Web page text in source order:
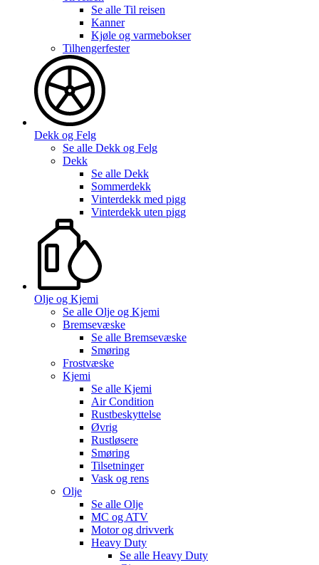
Se alle Til reisen
Kanner
Kjøle og varmebokser
Tilhengerfester
Dekk og Felg
Se alle Dekk og Felg
Dekk
Se alle Dekk
Sommerdekk
Vinterdekk med pigg
Vinterdekk uten pigg
Olje og Kjemi
Se alle Olje og Kjemi
Bremsevæske
Se alle Bremsevæske
Smøring
Frostvæske
Kjemi
Se alle Kjemi
Air Condition
Rustbeskyttelse
Øvrig
Rustløsere
Smøring
Tilsetninger
Vask og rens
Olje
Se alle Olje
MC og ATV
Motor og drivverk
Heavy Duty
Se alle Heavy Duty